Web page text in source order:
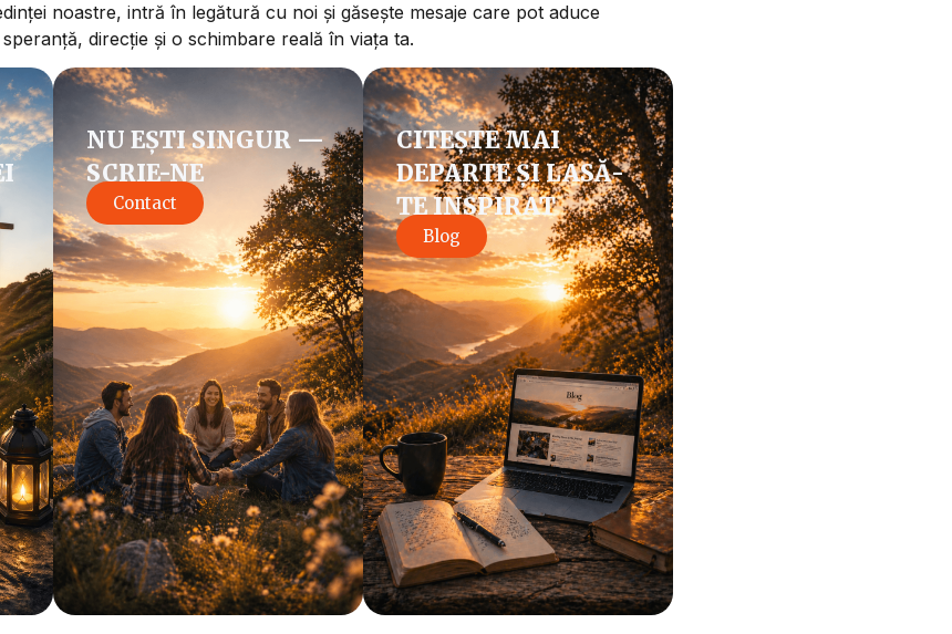
noastre, intră în legătură cu noi și găsește mesaje care pot aduce
speranță, direcție și o schimbare reală în viața ta.
NU EȘTI SINGUR —
SCRIE-NE
Contact
CITEȘTE MAI
DEPARTE ȘI LASĂ-
TE INSPIRAT
Blog